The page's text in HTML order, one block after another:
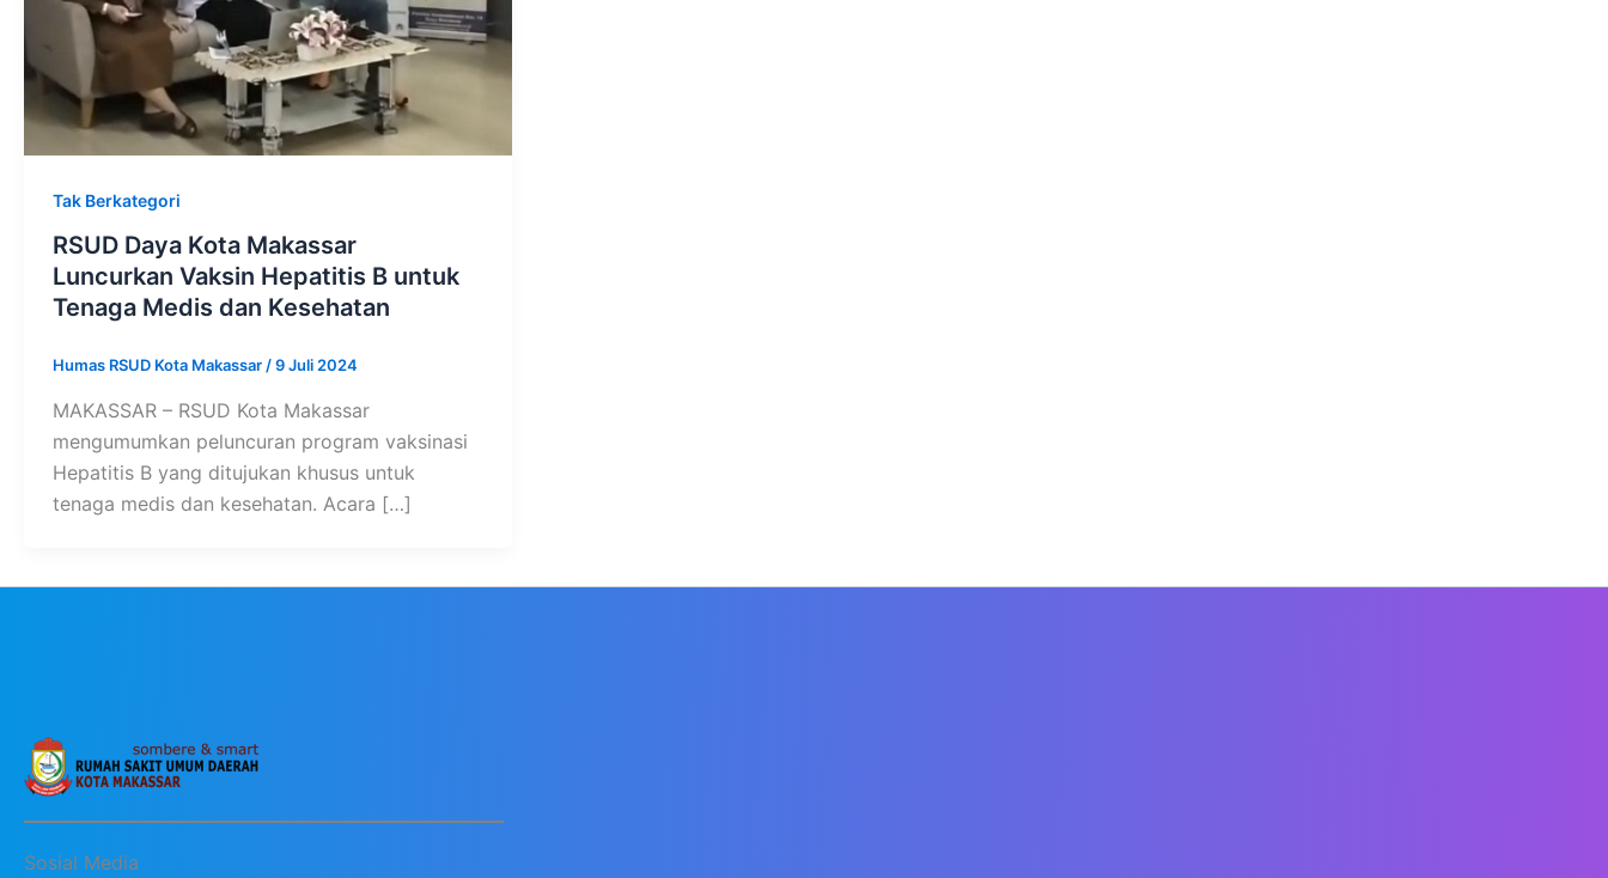
Tak Berkategori
RSUD Daya Kota Makassar
Luncurkan Vaksin Hepatitis B untuk
Tenaga Medis dan Kesehatan
Humas RSUD Kota Makassar/9 Juli 2024
MAKASSAR – RSUD Kota Makassar
mengumumkan peluncuran program vaksinasi
Hepatitis B yang ditujukan khusus untuk
tenaga medis dan kesehatan. Acara […]
Sosial Media